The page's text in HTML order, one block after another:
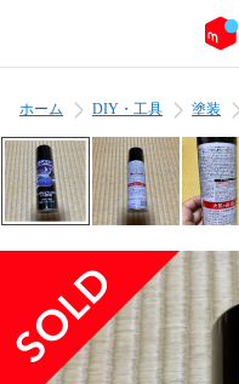
ホーム DIY・工具 塗装